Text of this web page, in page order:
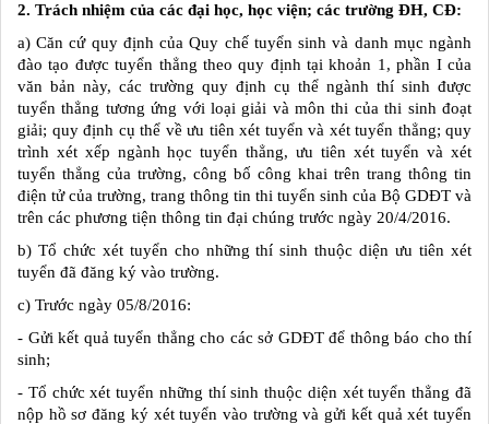
2. Trách nhiệm của các đại học, học viện; các trường ĐH, CĐ:
a) Căn cứ quy định của Quy chế tuyển sinh và danh mục ngành
đào tạo được tuyển thẳng theo quy định tại khoản 1, phần I của
văn bản này, các trường quy định cụ thể ngành thí sinh được
tuyển thẳng tương ứng với loại giải và môn thi của thi sinh đoạt
giải; quy định cụ thể về ưu tiên xét tuyển và xét tuyển thẳng; quy
trình xét xếp ngành học tuyển thẳng, ưu tiên xét tuyển và xét
tuyển thẳng của trường, công bố công khai trên trang thông tin
điện tử của trường, trang thông tin thi tuyển sinh của Bộ GDĐT và
trên các phương tiện thông tin đại chúng trước ngày 20/4/2016.
b) Tổ chức xét tuyển cho những thí sinh thuộc diện ưu tiên xét
tuyển đã đăng ký vào trường.
c) Trước ngày 05/8/2016:
- Gửi kết quả tuyển thẳng cho các sở GDĐT để thông báo cho thí
sinh;
- Tổ chức xét tuyển những thí sinh thuộc diện xét tuyển thẳng đã
nộp hồ sơ đăng ký xét tuyển vào trường và gửi kết quả xét tuyển